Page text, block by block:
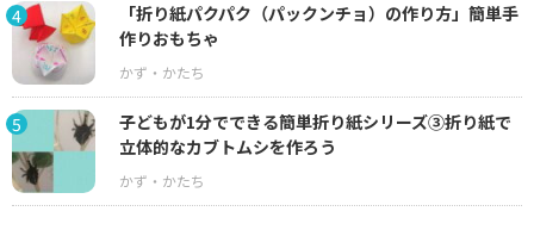
4
「折り紙パクパク（パックンチョ）の作り方」簡単手
作りおもちゃ
5
子どもが1分でできる簡単折り紙シリーズ③折り紙で
立体的なカブトムシを作ろう